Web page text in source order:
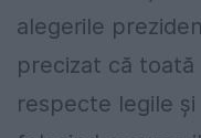
alegerile
precizat că
respecte legile